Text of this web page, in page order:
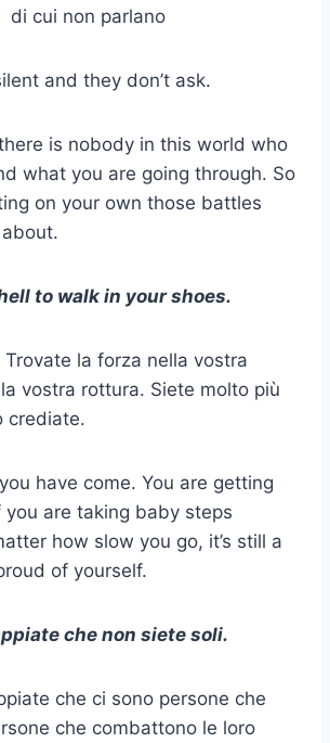
and they don’t ask.
is nobody in this world who
what you are going through. So
on your own those battles
to walk in your shoes.
la forza nella vostra
vostra rottura. Siete molto più
crediate.
have come. You are getting
are taking baby steps
how slow you go, it’s still a
of yourself.
che non siete soli.
che ci sono persone che
che combattono le loro